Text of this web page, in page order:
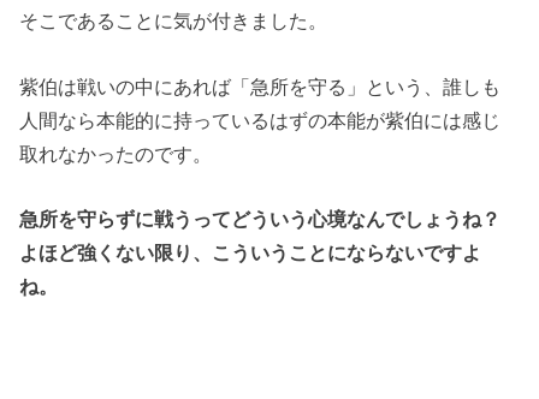
そこであることに気が付きました。
紫伯は戦いの中にあれば「急所を守る」という、誰しも
人間なら本能的に持っているはずの本能が紫伯には感じ
取れなかったのです。
急所を守らずに戦うってどういう心境なんでしょうね？
よほど強くない限り、こういうことにならないですよ
ね。